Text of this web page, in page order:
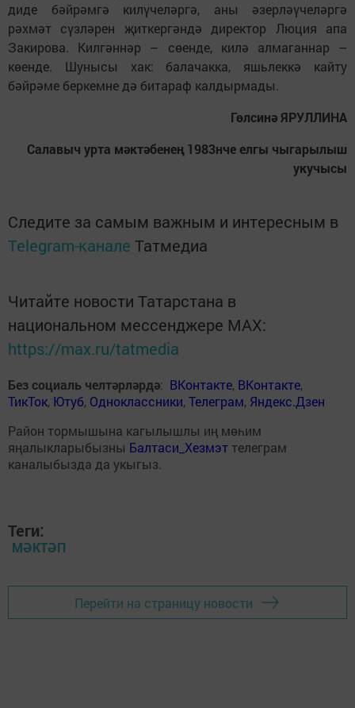
диде бәйрәмгә килүчеләргә, аны әзерләүчеләргә
рәхмәт сүзләрен җиткергәндә директор Люция апа
Закирова. Килгәннәр – сөенде, килә алмаганнар –
көенде. Шунысы хак: балачакка, яшьлеккә кайту
бәйрәме беркемне дә битараф калдырмады.
Гөлсинә ЯРУЛЛИНА
Салавыч урта мәктәбенең 1983нче елгы чыгарылыш
укучысы
Следите за самым важным и интересным в
Telegram-канале Татмедиа
Читайте новости Татарстана в
национальном мессенджере MАХ:
https://max.ru/tatmedia
Без социаль челтәрләрдә: ВКонтакте, ВКонтакте,
ТикТок, Ютуб, Одноклассники,Телеграм, Яндекс.Дзен
Район тормышына кагылышлы иң мөһим
яңалыкларыбызны Балтаси_Хезмэт телеграм
каналыбызда да укыгыз.
Теги:
МӘКТӘП
Перейти на страницу новости